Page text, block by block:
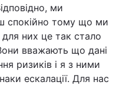
ми
спокійно тому що ми
них це так стало
вважають що дані
ризиків і я з ними
ескалації. Для нас